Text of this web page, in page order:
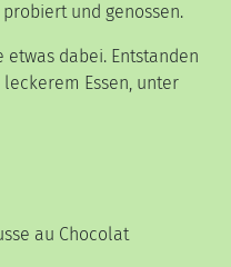
und genossen.
dabei. Entstanden
Essen, unter
au Chocolat